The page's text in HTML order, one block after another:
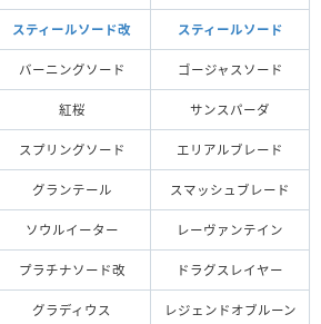
スティールソード改 スティールソード
バーニングソード ゴージャスソード
紅桜 サンスパーダ
スプリングソード エリアルブレード
グランテール スマッシュブレード
ソウルイーター レーヴァンテイン
プラチナソード改 ドラグスレイヤー
グラディウス レジェンドオブルーン